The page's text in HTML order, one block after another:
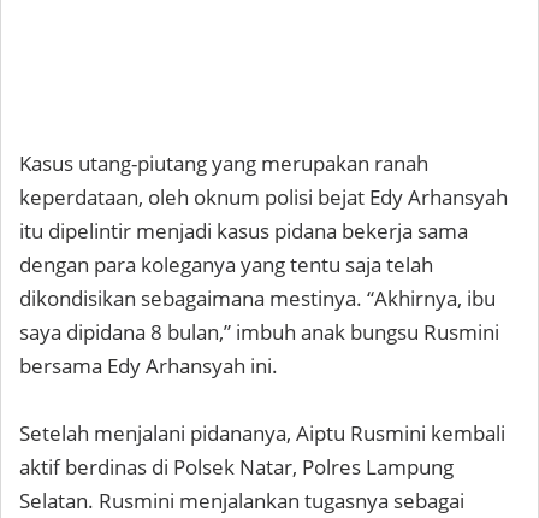
Kasus utang-piutang yang merupakan ranah
keperdataan, oleh oknum polisi bejat Edy Arhansyah
itu dipelintir menjadi kasus pidana bekerja sama
dengan para koleganya yang tentu saja telah
dikondisikan sebagaimana mestinya. “Akhirnya, ibu
saya dipidana 8 bulan,” imbuh anak bungsu Rusmini
bersama Edy Arhansyah ini.
Setelah menjalani pidananya, Aiptu Rusmini kembali
aktif berdinas di Polsek Natar, Polres Lampung
Selatan. Rusmini menjalankan tugasnya sebagai